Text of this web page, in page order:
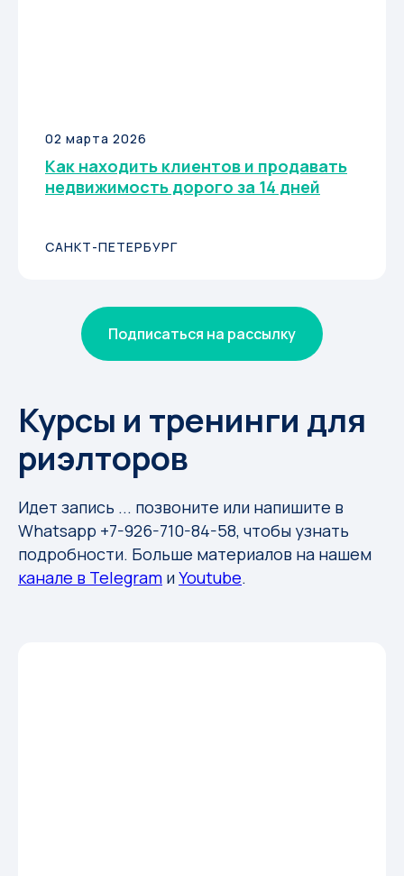
02 марта 2026
Как находить клиентов и продавать
недвижимость дорого за 14 дней
САНКТ-ПЕТЕРБУРГ
Подписаться на рассылку
Курсы и тренинги для
риэлторов
Идет запись ... позвоните или напишите в
Whatsapp +7-926-710-84-58, чтобы узнать
подробности. Больше материалов на нашем
канале в Telegram иYoutube.